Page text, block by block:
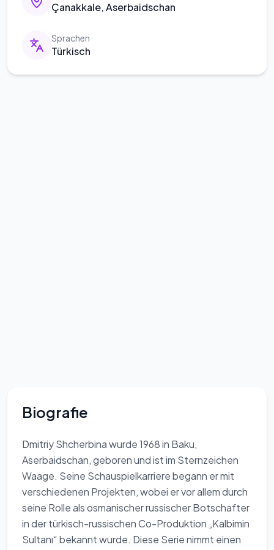
Çanakkale, Aserbaidschan
Sprachen
Türkisch
Biografie
Dmitriy Shcherbina wurde 1968 in Baku,
Aserbaidschan, geboren und ist im Sternzeichen
Waage. Seine Schauspielkarriere begann er mit
verschiedenen Projekten, wobei er vor allem durch
seine Rolle als osmanischer russischer Botschafter
in der türkisch-russischen Co-Produktion „Kalbimin
Sultanı“ bekannt wurde. Diese Serie nimmt einen